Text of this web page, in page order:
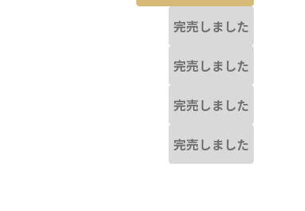
完売しました
完売しました
完売しました
完売しました